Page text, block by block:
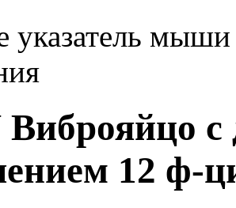
указатель
Виброяйцо
12 ф-